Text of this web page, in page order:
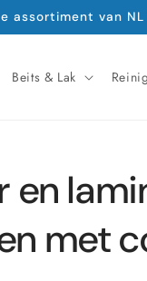
assortiment van
Beits & Lak
en
met